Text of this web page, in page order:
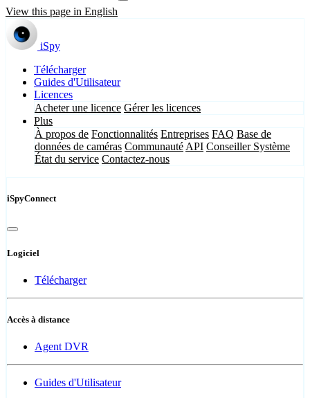
View this page in English
iSpy
Télécharger
Guides d'Utilisateur
Licences
Acheter une licence Gérer les licences
Plus
À propos de Fonctionnalités Entreprises FAQ Base de
données de caméras Communauté API Conseiller Système
État du service Contactez-nous
iSpyConnect
Logiciel
Télécharger
Accès à distance
Agent DVR
Guides d'Utilisateur